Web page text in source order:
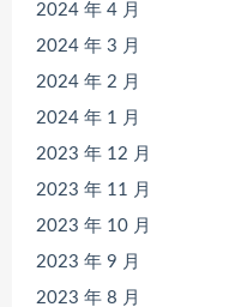
2024 年 4 月
2024 年 3 月
2024 年 2 月
2024 年 1 月
2023 年 12 月
2023 年 11 月
2023 年 10 月
2023 年 9 月
2023 年 8 月